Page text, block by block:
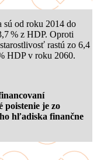
sú od roku 2014 do
% z HDP. Oproti
rastú zo 6,4
HDP v roku 2060.
poistenie je zo
hľadiska finančne